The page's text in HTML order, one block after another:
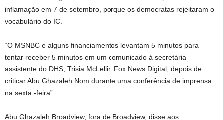
inflamação em 7 de setembro, porque os democratas rejeitaram o
vocabulário do IC.
“O MSNBC e alguns financiamentos levantam 5 minutos para
tentar receber 5 minutos em um comunicado à secretária
assistente do DHS, Trisia McLellin Fox News Digital, depois de
criticar Abu Ghazaleh Nom durante uma conferência de imprensa
na sexta -feira”.
Abu Ghazaleh Broadview, fora de Broadview, disse aos